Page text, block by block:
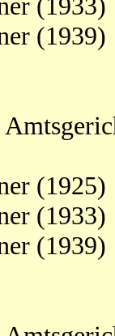
(1939)
(1925)
(1933)
(1939)